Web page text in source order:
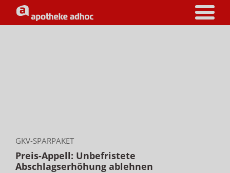
GKV-SPARPAKET
Preis-Appell: Unbefristete
Abschlagserhöhung ablehnen